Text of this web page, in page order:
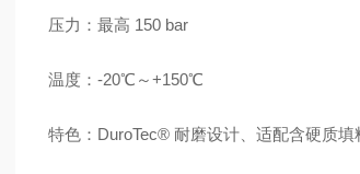
压力：最高 150 bar
温度：-20℃～+150℃
特色：DuroTec® 耐磨设计、适配含硬质